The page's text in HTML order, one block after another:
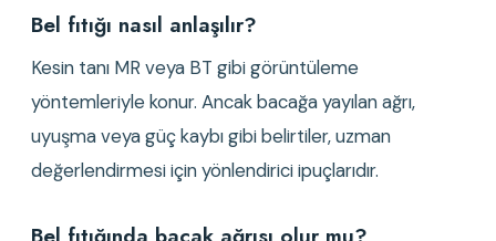
Bel fıtığı nasıl anlaşılır?
Kesin tanı MR veya BT gibi görüntüleme
yöntemleriyle konur. Ancak bacağa yayılan ağrı,
uyuşma veya güç kaybı gibi belirtiler, uzman
değerlendirmesi için yönlendirici ipuçlarıdır.